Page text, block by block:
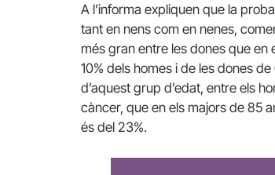
A l’informa expliquen que la
tant en nens com en nenes,
més gran entre les dones que en
10% dels homes i de les dones
d’aquest grup d’edat, entre els
càncer, que en els majors de 85
és del 23%.